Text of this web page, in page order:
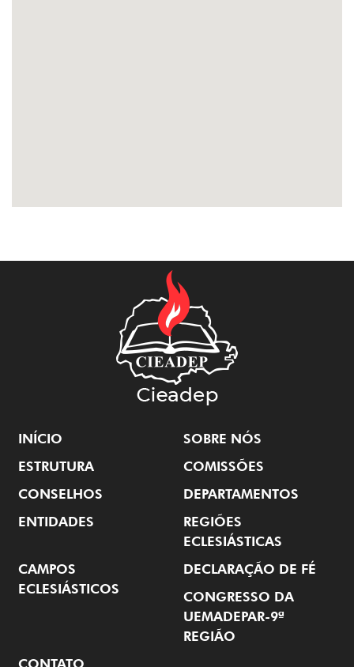
INÍCIO
SOBRE NÓS
ESTRUTURA
COMISSÕES
CONSELHOS
DEPARTAMENTOS
ENTIDADES
REGIÕES
ECLESIÁSTICAS
CAMPOS
ECLESIÁSTICOS
DECLARAÇÃO DE FÉ
CONGRESSO DA
UEMADEPAR-9ª
REGIÃO
CONTATO